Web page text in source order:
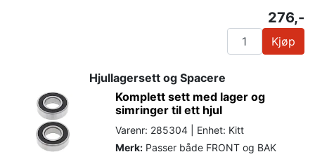
276,-
Kjøp
Hjullagersett og Spacere
Komplett sett med lager og
simringer til ett hjul
Varenr: 285304 | Enhet: Kitt
Merk: Passer både FRONT og BAK